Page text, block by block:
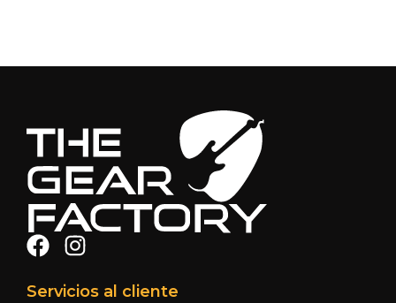
Servicios al cliente